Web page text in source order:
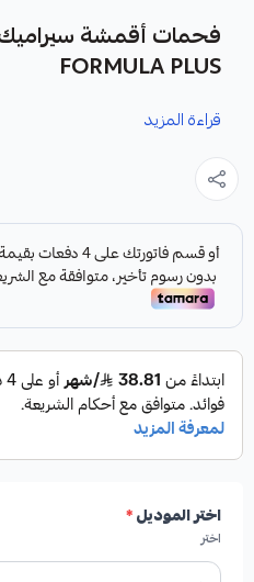
FORMULA PLUS
وعالية الجودة من شركة FORMULA PLUS، صناعة أمريكية.
مميزات المنتج:
✓فرامل أقوى واستجابة أسرع.
✓عمر افتراضي أطول مقارنة
✓إنتاج رماد أقل يساهم في
قراءة المزيد
اختر الموديل*
اختر